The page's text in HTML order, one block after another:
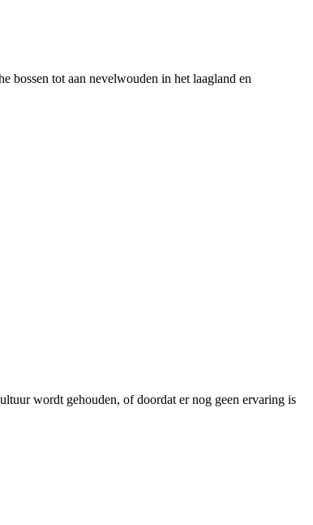
bossen tot aan nevelwouden in het laagland en
wordt gehouden, of doordat er nog geen ervaring is